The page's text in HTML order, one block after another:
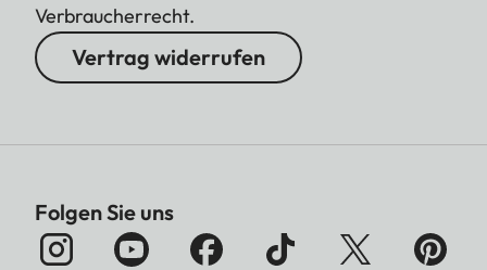
Verbraucherrecht.
Vertrag widerrufen
Folgen Sie uns